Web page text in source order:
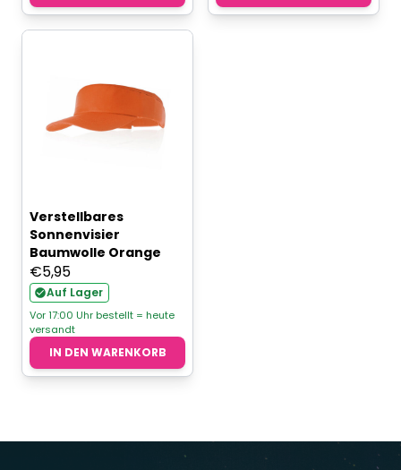
Verstellbares
Sonnenvisier
Baumwolle Orange
€5,95
Auf Lager
Vor 17:00 Uhr bestellt = heute
versandt
IN DEN WARENKORB